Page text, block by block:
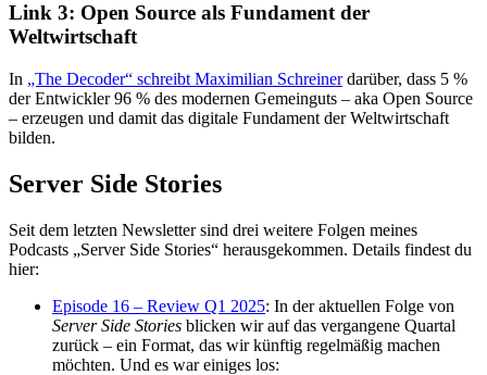
Link 3: Open Source als Fundament der
Weltwirtschaft
In „The Decoder“ schreibt Maximilian Schreinerdarüber, dass 5 %
der Entwickler 96 % des modernen Gemeinguts – aka Open Source
– erzeugen und damit das digitale Fundament der Weltwirtschaft
bilden.
Server Side Stories
Seit dem letzten Newsletter sind drei weitere Folgen meines
Podcasts „Server Side Stories“ herausgekommen. Details findest du
hier:
Episode 16 – Review Q1 2025: In der aktuellen Folge von
Server Side Stories blicken wir auf das vergangene Quartal
zurück – ein Format, das wir künftig regelmäßig machen
möchten. Und es war einiges los: